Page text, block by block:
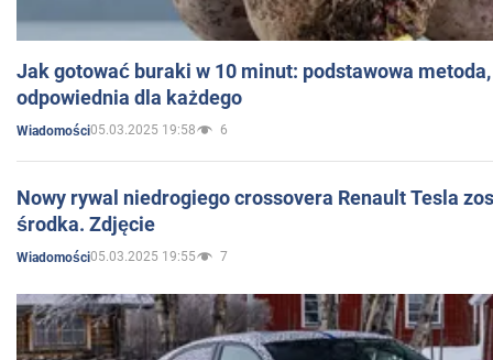
Jak gotować buraki w 10 minut: podstawowa
odpowiednia dla każdego
Wiadomości05.03.2025 19:58 6
Nowy rywal niedrogiego crossovera Renault Tesla
środka. Zdjęcie
Wiadomości05.03.2025 19:55 7